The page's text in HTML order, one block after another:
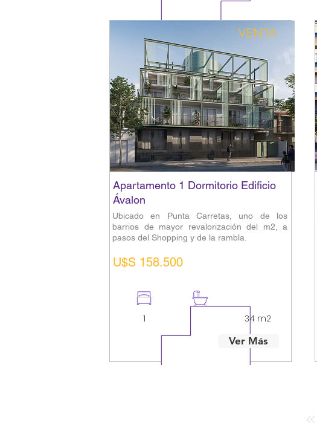
VENTA
Apartamento 1 Dormitorio Edificio
Ávalon
Ubicado en Punta Carretas, uno de los
barrios de mayor revalorización del m2, a
pasos del Shopping y de la rambla.
U$S 158.500
1
34 m2
Ver Más